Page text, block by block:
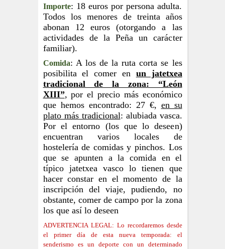
Importe: 18 euros por persona adulta.
Todos los menores de treinta años
abonan 12 euros (otorgando a las
actividades de la Peña un carácter
familiar).
Comida: A los de la ruta corta se les
posibilita el comer en un jatetxea
tradicional de la zona: “León
XIII”, por el precio más económico
que hemos encontrado: 27 €, en su
plato más tradicional: alubiada vasca.
Por el entorno (los que lo deseen)
encuentran varios locales de
hostelería de comidas y pinchos. Los
que se apunten a la comida en el
típico jatetxea vasco lo tienen que
hacer constar en el momento de la
inscripción del viaje, pudiendo, no
obstante, comer de campo por la zona
los que así lo deseen
ADVERTENCIA LEGAL: Lo recordaremos desde
el primer día de esta nueva temporada: el
senderismo es un deporte con un determinado